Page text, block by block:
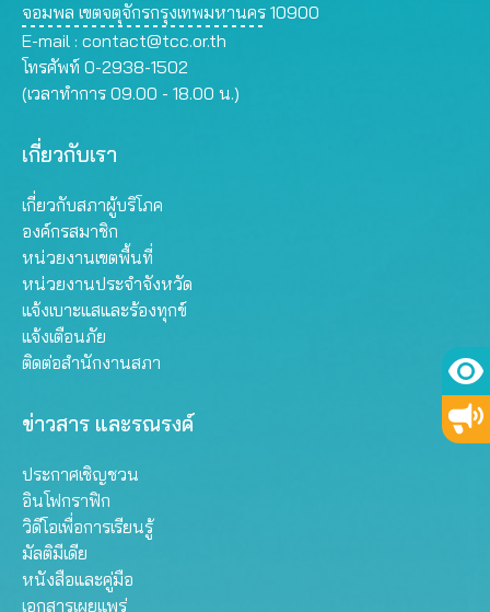
จอมพล เขตจตุจักรกรุงเทพมหานคร 10900
E-mail : contact@tcc.or.th
โทรศัพท์ 0-2938-1502
(เวลาทำการ 09.00 - 18.00 น.)
เกี่ยวกับเรา
เกี่ยวกับสภาผู้บริโภค
องค์กรสมาชิก
หน่วยงานเขตพื้นที่
หน่วยงานประจำจังหวัด
แจ้งเบาะแสและร้องทุกข์
แจ้งเตือนภัย
ติดต่อสำนักงานสภา
ข่าวสาร และรณรงค์
ประกาศเชิญชวน
อินโฟกราฟิก
วิดีโอเพื่อการเรียนรู้
มัลติมีเดีย
หนังสือและคู่มือ
เอกสารเผยแพร่